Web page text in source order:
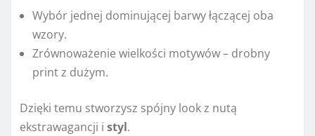
Wybór jednej dominującej barwy łączącej oba
wzory.
Zrównoważenie wielkości motywów – drobny
print z dużym.
Dzięki temu stworzysz spójny look z nutą
ekstrawagancji i styl.